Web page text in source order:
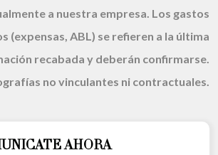
a nuestra empresa. Los gastos
(expensas, ABL) se refieren a la última
recabada y deberán confirmarse.
no vinculantes ni contractuales.
AHORA